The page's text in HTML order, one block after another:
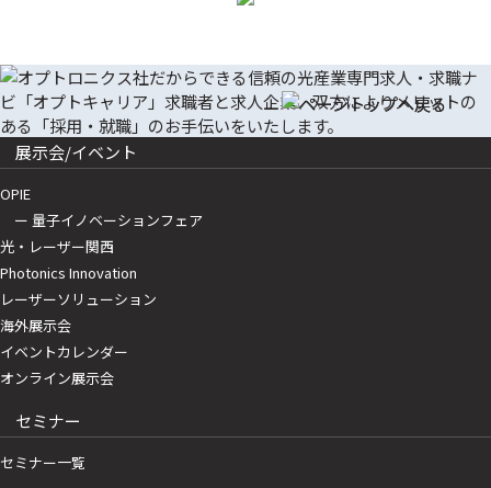
展示会/イベント
OPIE
ー 量子イノベーションフェア
光・レーザー関西
Photonics Innovation
レーザーソリューション
海外展示会
イベントカレンダー
オンライン展示会
セミナー
セミナー一覧